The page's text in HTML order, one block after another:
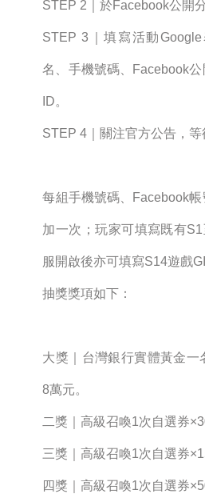
STEP 2｜於Facebook公開
STEP 3｜填寫活動
名、手機號碼、Facebook
ID。
STEP 4｜關注官方公告，等
每組手機號碼、Facebook
加一次；玩家可填寫既有
服開啟後亦可填寫S14遊戲
抽獎獎項如下：
大獎｜台灣銀行實體黃金一
8萬元。
二獎｜高級召喚1次自選券
三獎｜高級召喚1次自選券
四獎｜高級召喚1次自選券